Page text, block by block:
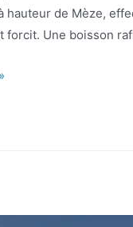
hauteur de Mèze,
forcit. Une boisson